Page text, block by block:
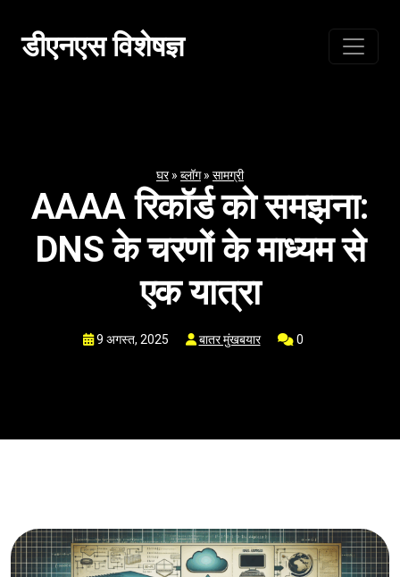
डीएनएस विशेषज्ञ
घर» ब्लॉग» सामग्री
AAAA रिकॉर्ड को समझना:
DNS के चरणों के माध्यम से
एक यात्रा
9 अगस्त, 2025 बातर मुंखबयार 0